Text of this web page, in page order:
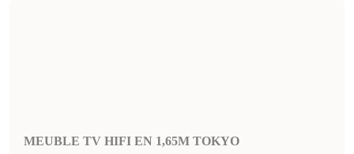
MEUBLE TV HIFI EN 1,65M TOKYO